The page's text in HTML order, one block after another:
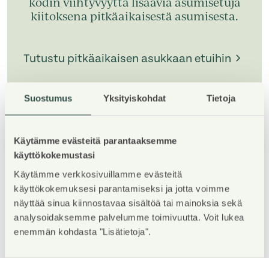
Suostumus Yksityiskohdat Tietoja
Käytämme evästeitä parantaaksemme
käyttökokemustasi
Käytämme verkkosivuillamme evästeitä
käyttökokemuksesi parantamiseksi ja jotta voimme
näyttää sinua kiinnostavaa sisältöä tai mainoksia sekä
analysoidaksemme palvelumme toimivuutta. Voit lukea
enemmän kohdasta "Lisätietoja".
kiitoksena pitkäaikaisestä asumisesta.
Tutustu pitkäaikaisen asukkaan etuihin
1/5